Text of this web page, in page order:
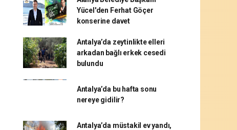
Yücel'den Ferhat Göçer
konserine davet
Antalya’da zeytinlikte elleri
arkadan bağlı erkek cesedi
bulundu
Antalya’da bu hafta sonu
nereye gidilir?
Antalya’da müstakil ev yandı,